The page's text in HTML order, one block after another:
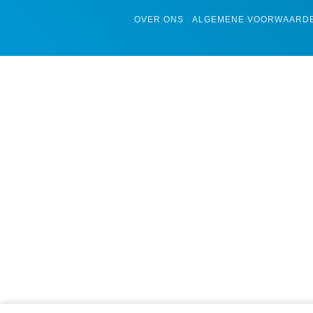
OVER ONS ALGEMENE